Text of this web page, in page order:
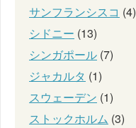
サンフランシスコ (4)
シドニー (13)
シンガポール (7)
ジャカルタ (1)
スウェーデン (1)
ストックホルム (3)